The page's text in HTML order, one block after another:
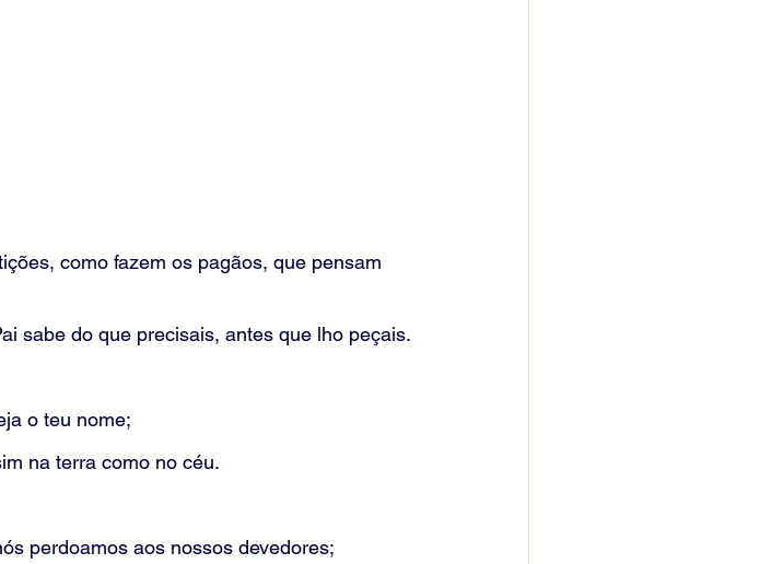
como fazem os pagãos, que pensam
sabe do que precisais, antes que lho peçais.
o teu nome;
na terra como no céu.
perdoamos aos nossos devedores;